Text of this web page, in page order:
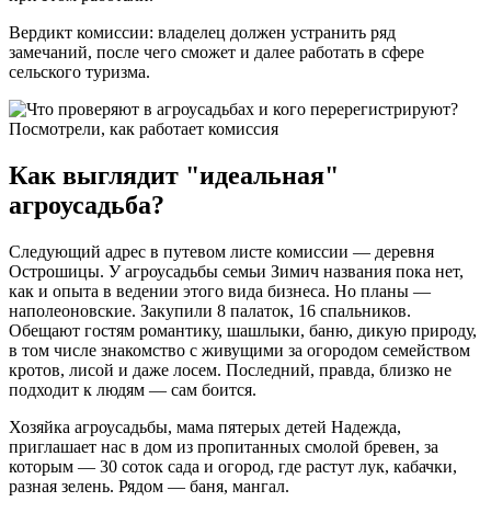
Вердикт комиссии: владелец должен устранить ряд
замечаний, после чего сможет и далее работать в сфере
сельского туризма.
Как выглядит "идеальная"
агроусадьба?
Следующий адрес в путевом листе комиссии — деревня
Острошицы. У агроусадьбы семьи Зимич названия пока нет,
как и опыта в ведении этого вида бизнеса. Но планы —
наполеоновские. Закупили 8 палаток, 16 спальников.
Обещают гостям романтику, шашлыки, баню, дикую природу,
в том числе знакомство с живущими за огородом семейством
кротов, лисой и даже лосем. Последний, правда, близко не
подходит к людям — сам боится.
Хозяйка агроусадьбы, мама пятерых детей Надежда,
приглашает нас в дом из пропитанных смолой бревен, за
которым — 30 соток сада и огород, где растут лук, кабачки,
разная зелень. Рядом — баня, мангал.